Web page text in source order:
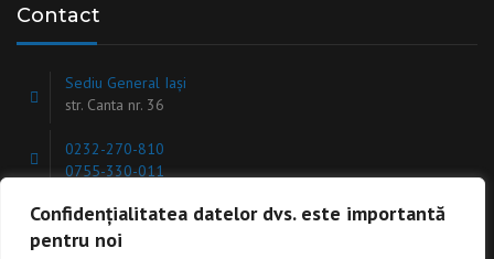
Confidențialitatea datelor dvs. este importantă
pentru noi
Contact
Sediu General Iași
str. Canta nr. 36
0232-270-810
0755-330-011
office@ekinstal.ro